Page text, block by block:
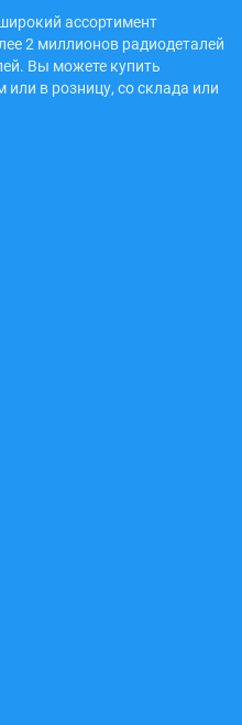
ассортимент
2 миллионов радиодеталей
Вы можете купить
в розницу, со склада или